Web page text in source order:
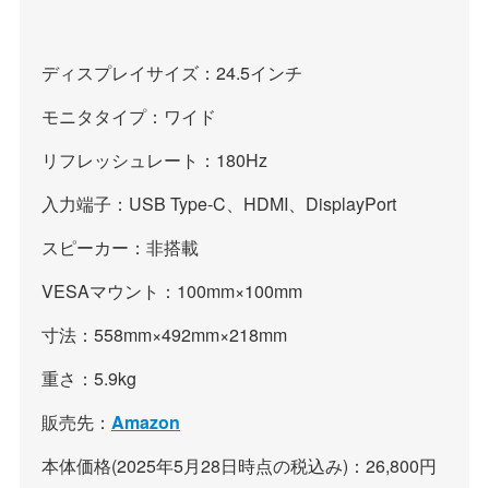
ディスプレイサイズ：24.5インチ
モニタタイプ：ワイド
リフレッシュレート：180Hz
入力端子：USB Type-C、HDMI、DisplayPort
スピーカー：非搭載
VESAマウント：100mm×100mm
寸法：558mm×492mm×218mm
重さ：5.9kg
販売先： Amazon
本体価格(2025年5月28日時点の税込み)：26,800円